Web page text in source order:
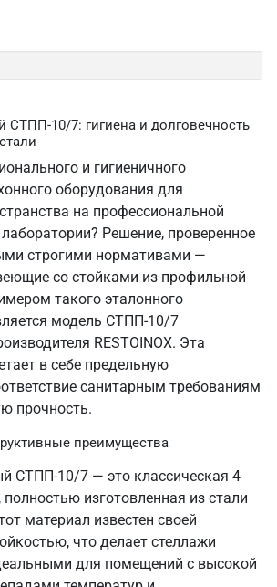
СТПП-10/7: гигиена и долговечность
и гигиеничного
оборудования для
на профессиональной
лаборатории? Решение, проверенное
строгими нормативами —
со стойками из профильной
такого эталонного
модель СТПП-10/7
RESTOINOX. Эта
в себе предельную
санитарным требованиям
прочность.
преимущества
СТПП-10/7 — это классическая 4
полностью изготовленная из стали
материал известен своей
что делает стеллажи
для помещений с высокой